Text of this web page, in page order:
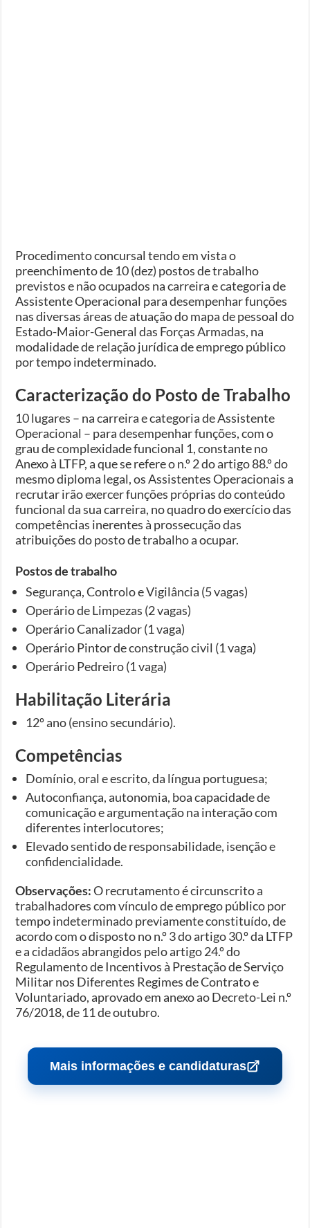
Procedimento concursal tendo em vista o
preenchimento de 10 (dez) postos de trabalho
previstos e não ocupados na carreira e categoria de
Assistente Operacional para desempenhar funções
nas diversas áreas de atuação do mapa de pessoal do
Estado-Maior-General das Forças Armadas, na
modalidade de relação jurídica de emprego público
por tempo indeterminado.
Caracterização do Posto de Trabalho
10 lugares – na carreira e categoria de Assistente
Operacional – para desempenhar funções, com o
grau de complexidade funcional 1, constante no
Anexo à LTFP, a que se refere o n.º 2 do artigo 88.º do
mesmo diploma legal, os Assistentes Operacionais a
recrutar irão exercer funções próprias do conteúdo
funcional da sua carreira, no quadro do exercício das
competências inerentes à prossecução das
atribuições do posto de trabalho a ocupar.
Postos de trabalho
Segurança, Controlo e Vigilância (5 vagas)
Operário de Limpezas (2 vagas)
Operário Canalizador (1 vaga)
Operário Pintor de construção civil (1 vaga)
Operário Pedreiro (1 vaga)
Habilitação Literária
12º ano (ensino secundário).
Competências
Domínio, oral e escrito, da língua portuguesa;
Autoconfiança, autonomia, boa capacidade de
comunicação e argumentação na interação com
diferentes interlocutores;
Elevado sentido de responsabilidade, isenção e
confidencialidade.
Observações:O recrutamento é circunscrito a
trabalhadores com vínculo de emprego público por
tempo indeterminado previamente constituído, de
acordo com o disposto no n.º 3 do artigo 30.º da LTFP
e a cidadãos abrangidos pelo artigo 24.º do
Regulamento de Incentivos à Prestação de Serviço
Militar nos Diferentes Regimes de Contrato e
Voluntariado, aprovado em anexo ao Decreto-Lei n.º
76/2018, de 11 de outubro.
Mais informações e candidaturas